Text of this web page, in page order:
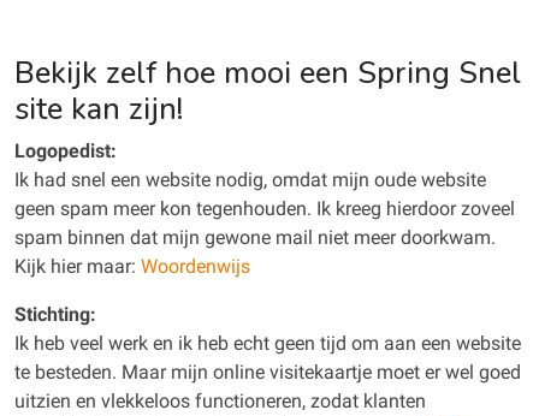
Bekijk zelf hoe mooi een Spring Snel
site kan zijn!
Logopedist:
Ik had snel een website nodig, omdat mijn oude website
geen spam meer kon tegenhouden. Ik kreeg hierdoor zoveel
spam binnen dat mijn gewone mail niet meer doorkwam.
Kijk hier maar: Woordenwijs
Stichting:
Ik heb veel werk en ik heb echt geen tijd om aan een website
te besteden. Maar mijn online visitekaartje moet er wel goed
uitzien en vlekkeloos functioneren, zodat klanten